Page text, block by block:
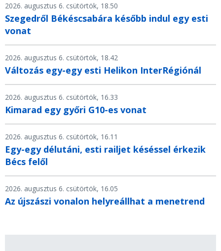
2026. augusztus 6. csütörtök, 18.50
Szegedről Békéscsabára később indul egy esti
vonat
2026. augusztus 6. csütörtök, 18.42
Változás egy-egy esti Helikon InterRégiónál
2026. augusztus 6. csütörtök, 16.33
Kimarad egy győri G10-es vonat
2026. augusztus 6. csütörtök, 16.11
Egy-egy délutáni, esti railjet késéssel érkezik
Bécs felől
2026. augusztus 6. csütörtök, 16.05
Az újszászi vonalon helyreállhat a menetrend